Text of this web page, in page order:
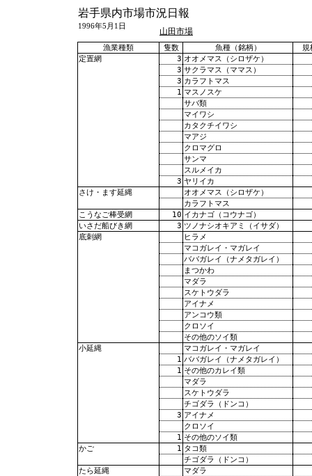
岩手県内市場市況日報
1996年5月1日
山田市場
漁業種類 隻数 魚種（銘柄）
規
定置網
3 オオメマス（シロザケ）
3 サクラマス（ママス）
3 カラフトマス
1 マスノスケ
サバ類
マイワシ
カタクチイワシ
マアジ
クロマグロ
サンマ
スルメイカ
3 ヤリイカ
さけ・ます延縄
オオメマス（シロザケ）
カラフトマス
こうなご棒受網 10 イカナゴ（コウナゴ）
いさだ船びき網 3 ツノナシオキアミ（イサダ）
底刺網
ヒラメ
マコガレイ・マガレイ
ババガレイ（ナメタガレイ）
まつかわ
マダラ
スケトウダラ
アイナメ
アンコウ類
クロソイ
その他のソイ類
小延縄
マコガレイ・マガレイ
1 ババガレイ（ナメタガレイ）
1 その他のカレイ類
マダラ
スケトウダラ
チゴダラ（ドンコ）
3 アイナメ
クロソイ
1 その他のソイ類
かご 1 タコ類
チゴダラ（ドンコ）
たら延縄
マダラ